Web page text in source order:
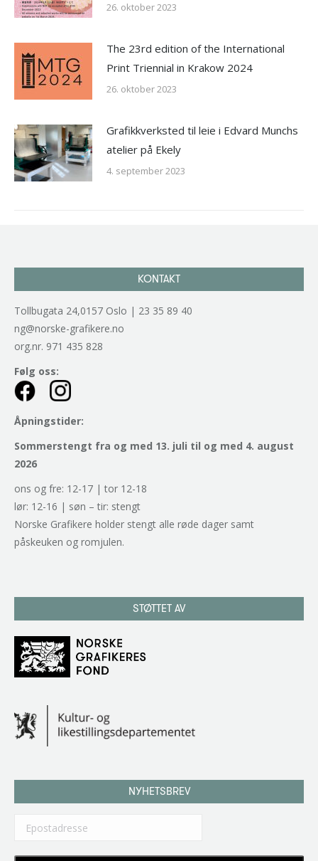
26. oktober 2023
The 23rd edition of the International
Print Triennial in Krakow 2024
26. oktober 2023
Grafikkverksted til leie i Edvard Munchs
atelier på Ekely
4. september 2023
KONTAKT
Tollbugata 24,0157 Oslo | 23 35 89 40
ng@norske-grafikere.no
org.nr. 971 435 828
Følg oss:
Åpningstider:
Sommerstengt fra og med 13. juli til og med 4. august
2026
ons og fre: 12-17 | tor 12-18
lør: 12-16 | søn – tir: stengt
Norske Grafikere holder stengt alle røde dager samt
påskeuken og romjulen.
STØTTET AV
NYHETSBREV